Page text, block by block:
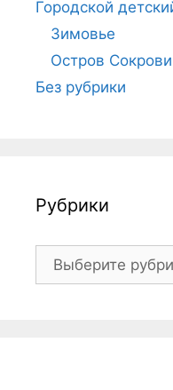
Городской
Зимовье
Остров
Без рубрики
Рубрики
Рубрики